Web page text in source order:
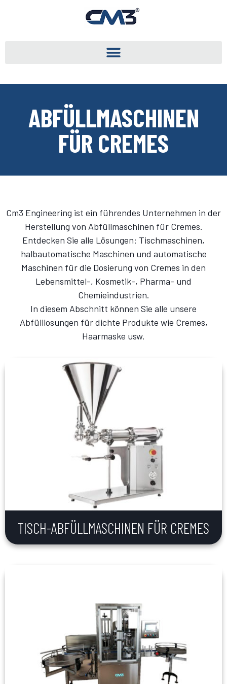
ABFÜLLMASCHINEN
FÜR CREMES
Cm3 Engineering ist ein führendes Unternehmen in der
Herstellung von Abfüllmaschinen für Cremes.
Entdecken Sie alle Lösungen: Tischmaschinen,
halbautomatische Maschinen und automatische
Maschinen für die Dosierung von Cremes in den
Lebensmittel-, Kosmetik-, Pharma- und
Chemieindustrien.
In diesem Abschnitt können Sie alle unsere
Abfülllosungen für dichte Produkte wie Cremes,
Haarmaske usw.
TISCH-ABFÜLLMASCHINEN FÜR CREMES